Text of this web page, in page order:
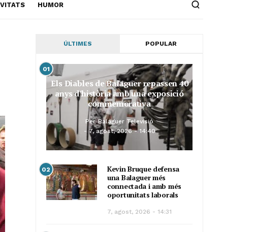
HUMOR
ÚLTIMES POPULAR
01
Els Diables de Balaguer repassen 40
anys d’història amb una exposició
commemorativa
Per Balaguer Televisió
7, agost, 2026 - 14:40
02
Kevin Bruque defensa
una Balaguer més
connectada i amb més
oportunitats laborals
7, agost, 2026 - 14:31